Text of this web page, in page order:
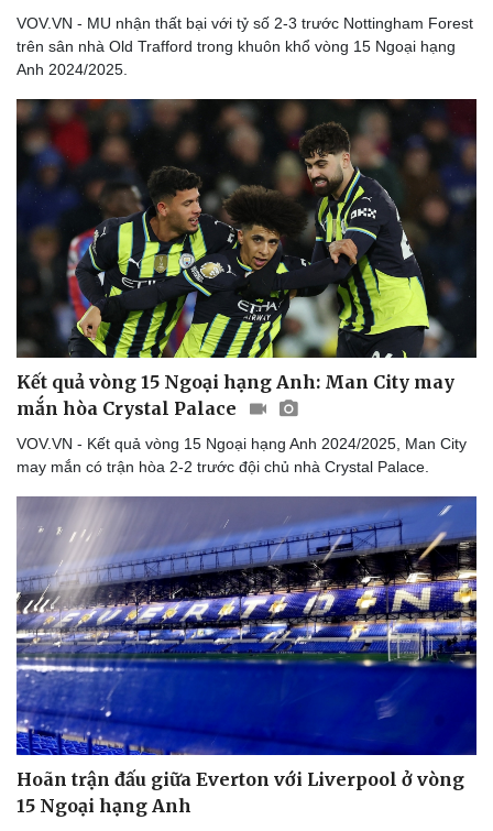
VOV.VN - MU nhận thất bại với tỷ số 2-3 trước Nottingham Forest
trên sân nhà Old Trafford trong khuôn khổ vòng 15 Ngoại hạng
Anh 2024/2025.
Kết quả vòng 15 Ngoại hạng Anh: Man City may
mắn hòa Crystal Palace
VOV.VN - Kết quả vòng 15 Ngoại hạng Anh 2024/2025, Man City
may mắn có trận hòa 2-2 trước đội chủ nhà Crystal Palace.
Hoãn trận đấu giữa Everton với Liverpool ở vòng
15 Ngoại hạng Anh